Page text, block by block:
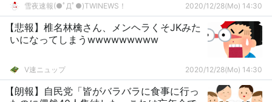
雪夜速報(●ﾟДﾟ●)TWINEWS！ 2020/12/28(Mo) 14:30
【悲報】椎名林檎さん、メンヘラくそJKみた
いになってしまうwwwwwwwww
V速ニュップ 2020/12/28(Mo) 14:30
【朗報】自民党「皆がバラバラに食事に行っ